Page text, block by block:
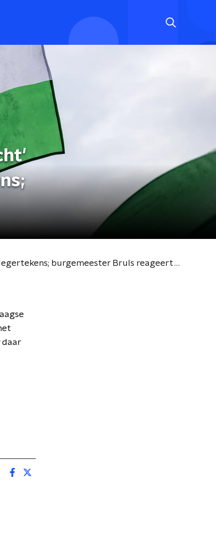
Nijmegen4Palestine wil 'geweldloze burgerwacht' tijdens Vierdaagse tegen Israëlische legertekens; burgemeester Bruls reageert woedend
daar